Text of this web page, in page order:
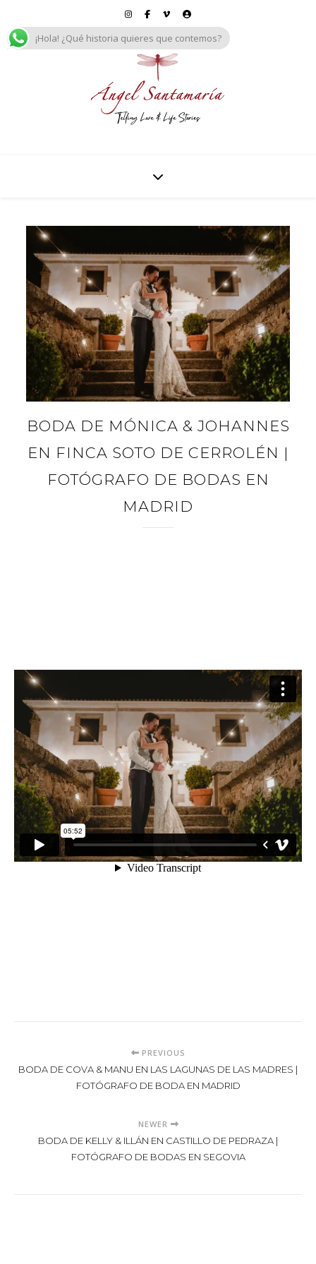
BODA DE MÓNICA & JOHANNES
EN FINCA SOTO DE CERROLÉN |
FOTÓGRAFO DE BODAS EN
MADRID
PREVIOUS
BODA DE COVA & MANU EN LAS LAGUNAS DE LAS MADRES |
FOTÓGRAFO DE BODA EN MADRID
NEWER
BODA DE KELLY & ILLÁN EN CASTILLO DE PEDRAZA |
FOTÓGRAFO DE BODAS EN SEGOVIA
¡Hola! ¿Qué historia quieres que contemos?